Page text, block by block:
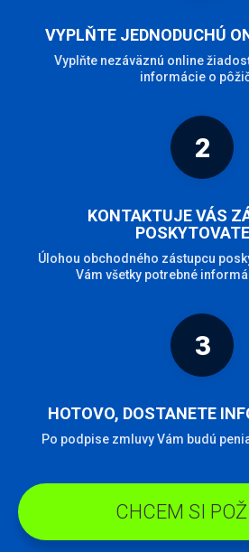
VYPLŇTE JEDNODUCHÚ
Vyplňte nezáväznú online
informácie o
2
KONTAKTUJE VÁS
Úlohou obchodného zástupcu
Vám všetky potrebné
3
HOTOVO, DOSTANETE
Po podpise zmluvy Vám budú
CHCEM SI